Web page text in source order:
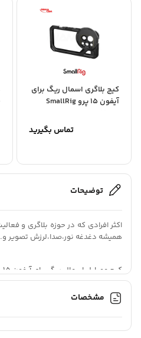
کیج بلاگری اسمال ریگ برای
آیفون 15 پرو SmallRig
تماس بگیرید
توضیحات
اکثر افرادی که در حوزه بلاگری و
همیشه دغدغه نور،صدا،لرزش تصویر و…
کیج موبایل اسمال ریگ برای آیفون 15 پرو مکس
محصول کاربردی برای افراد فعال در
برای کسانی است که قصد دارند با
مشخصات